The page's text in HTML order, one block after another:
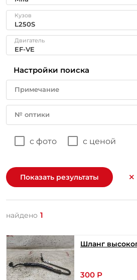
Кузов
Двигатель
Настройки поиска
Примечание
№ оптики
с фото с ценой
Показать результаты
найдено 1
Шланг
300 Р